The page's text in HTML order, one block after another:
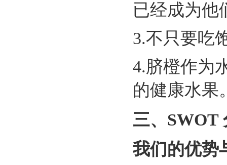
已经成为他
3.不只要吃
4.脐橙作为
的健康水果
三、SWOT
我们的优势